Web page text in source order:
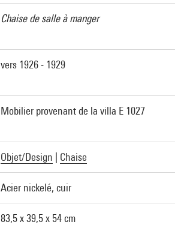
Chaise de salle à manger
vers 1926 - 1929
Mobilier provenant de la villa E 1027
Objet/Design Chaise
Acier nickelé, cuir
83,5 x 39,5 x 54 cm